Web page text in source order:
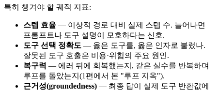
특히 챙겨야 할 궤적 지표:
스텝 효율 — 이상적 경로 대비 실제 스텝 수. 늘어나면
프롬프트나 도구 설명이 모호하다는 신호.
도구 선택 정확도 — 옳은 도구를, 옳은 인자로 불렀나.
잘못된 도구 호출은 비용·위험의 주요 원인.
복구력 — 에러 뒤에 회복했는지, 같은 실수를 반복하며
루프를 돌았는지(1편에서 본 "루프 지옥").
근거성(groundedness) — 최종 답이 실제 도구 반환값에